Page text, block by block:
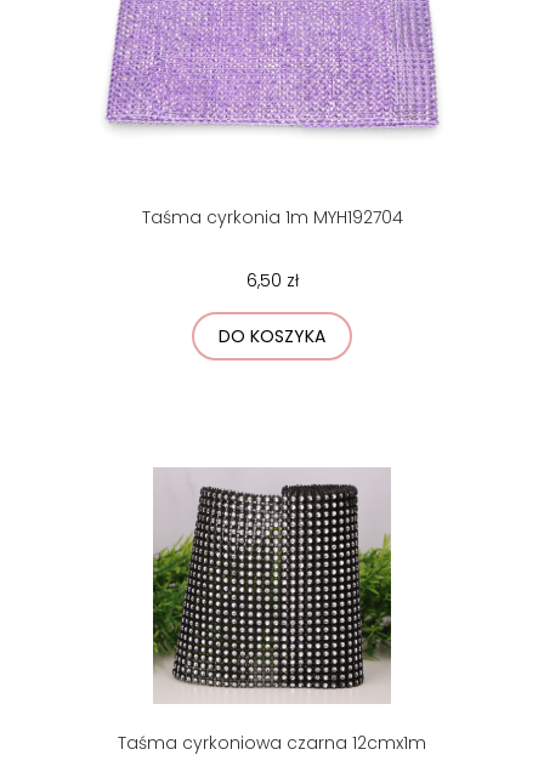
Taśma cyrkonia 1m MYH192704
6,50 zł
DO KOSZYKA
Taśma cyrkoniowa czarna 12cmx1m